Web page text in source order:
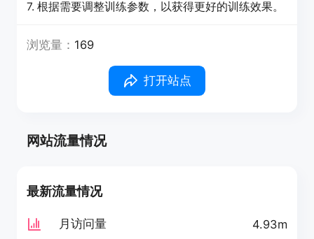
7. 根据需要调整训练参数，以获得更好的训练效果。
浏览量： 169
打开站点
网站流量情况
最新流量情况
月访问量 4.93m